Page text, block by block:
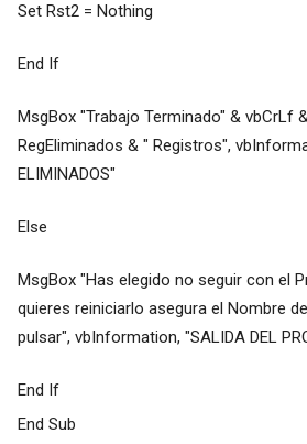
Set Rst2 = Nothing
End If
MsgBox "Trabajo Terminado" & vbCrLf
RegEliminados & " Registros",
ELIMINADOS"
Else
MsgBox "Has elegido no seguir con el
quieres reiniciarlo asegura el Nombre
pulsar", vbInformation, "SALIDA DEL
End If
End Sub